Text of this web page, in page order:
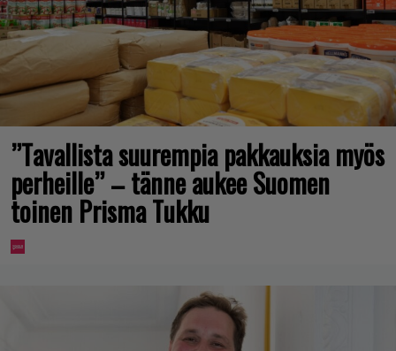
”Tavallista suurempia pakkauksia myös
perheille” – tänne aukee Suomen
toinen Prisma Tukku